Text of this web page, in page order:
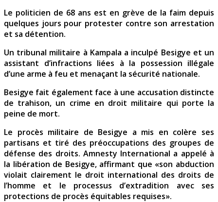
Le politicien de 68 ans est en grève de la faim depuis
quelques jours pour protester contre son arrestation
et sa détention.
Un tribunal militaire à Kampala a inculpé Besigye et un
assistant d’infractions liées à la possession illégale
d’une arme à feu et menaçant la sécurité nationale.
Besigye fait également face à une accusation distincte
de trahison, un crime en droit militaire qui porte la
peine de mort.
Le procès militaire de Besigye a mis en colère ses
partisans et tiré des préoccupations des groupes de
défense des droits. Amnesty International a appelé à
la libération de Besigye, affirmant que «son abduction
violait clairement le droit international des droits de
l’homme et le processus d’extradition avec ses
protections de procès équitables requises».